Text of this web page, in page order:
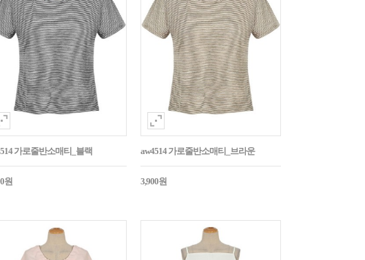
가로줄반소매티_블랙
원
aw4514 가로줄반소매티_브라운
3,900원